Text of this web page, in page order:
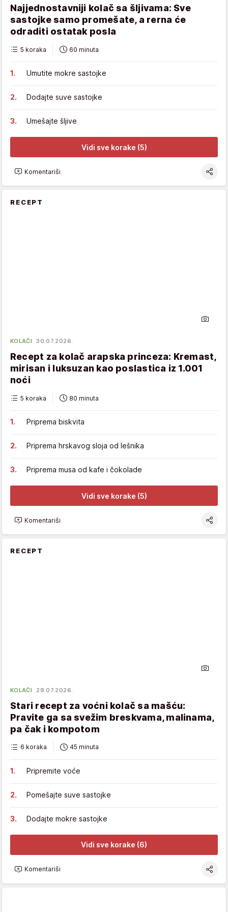
Najjednostavniji kolač sa šljivama: Sve
sastojke samo promešate, a rerna će
odraditi ostatak posla
5 koraka 60 minuta
Umutite mokre sastojke
Dodajte suve sastojke
Umešajte šljive
Vidi sve korake (5)
Komentariši
RECEPT
KOLAČI 30.07.2026.
Recept za kolač arapska princeza: Kremast,
mirisan i luksuzan kao poslastica iz 1.001
noći
5 koraka 80 minuta
Priprema biskvita
Priprema hrskavog sloja od lešnika
Priprema musa od kafe i čokolade
Vidi sve korake (5)
Komentariši
RECEPT
KOLAČI 29.07.2026.
Stari recept za voćni kolač sa mašću:
Pravite ga sa svežim breskvama, malinama,
pa čak i kompotom
6 koraka 45 minuta
Pripremite voće
Pomešajte suve sastojke
Dodajte mokre sastojke
Vidi sve korake (6)
Komentariši